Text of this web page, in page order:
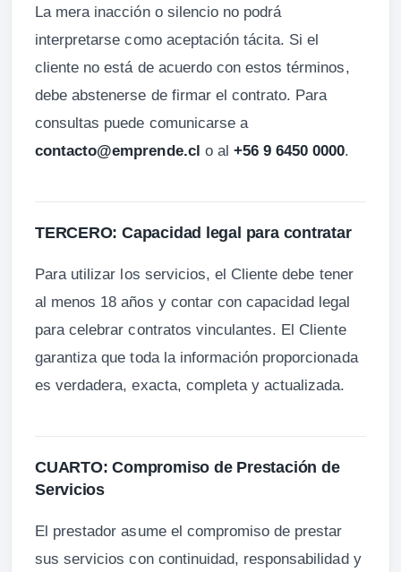
La mera inacción o silencio no podrá
interpretarse como aceptación tácita. Si el
cliente no está de acuerdo con estos términos,
debe abstenerse de firmar el contrato. Para
consultas puede comunicarse a
contacto@emprende.cl o al +56 9 6450 0000.
TERCERO: Capacidad legal para contratar
Para utilizar los servicios, el Cliente debe tener
al menos 18 años y contar con capacidad legal
para celebrar contratos vinculantes. El Cliente
garantiza que toda la información proporcionada
es verdadera, exacta, completa y actualizada.
CUARTO: Compromiso de Prestación de
Servicios
El prestador asume el compromiso de prestar
sus servicios con continuidad, responsabilidad y